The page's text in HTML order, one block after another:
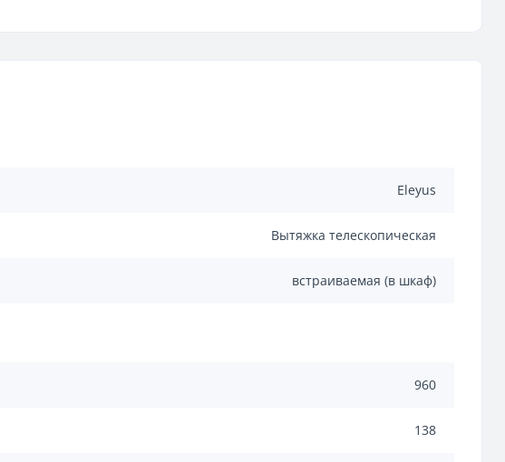
Eleyus
Вытяжка телескопическая
встраиваемая (в шкаф)
960
138